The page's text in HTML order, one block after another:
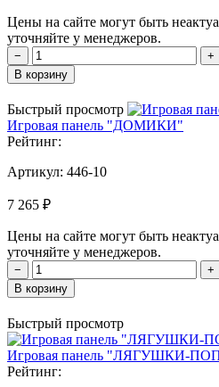
Цены на сайте могут быть
уточняйте у менеджеров.
−
+
В корзину
Быстрый просмотр
Игровая панель "ДОМИКИ"
Рейтинг:
Артикул: 446-10
7 265 ₽
Цены на сайте могут быть
уточняйте у менеджеров.
−
+
В корзину
Быстрый просмотр
Игровая панель "ЛЯГУШКИ-
Рейтинг: